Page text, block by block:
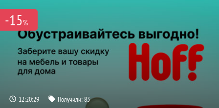
-15%
12:20:28 Получили:83